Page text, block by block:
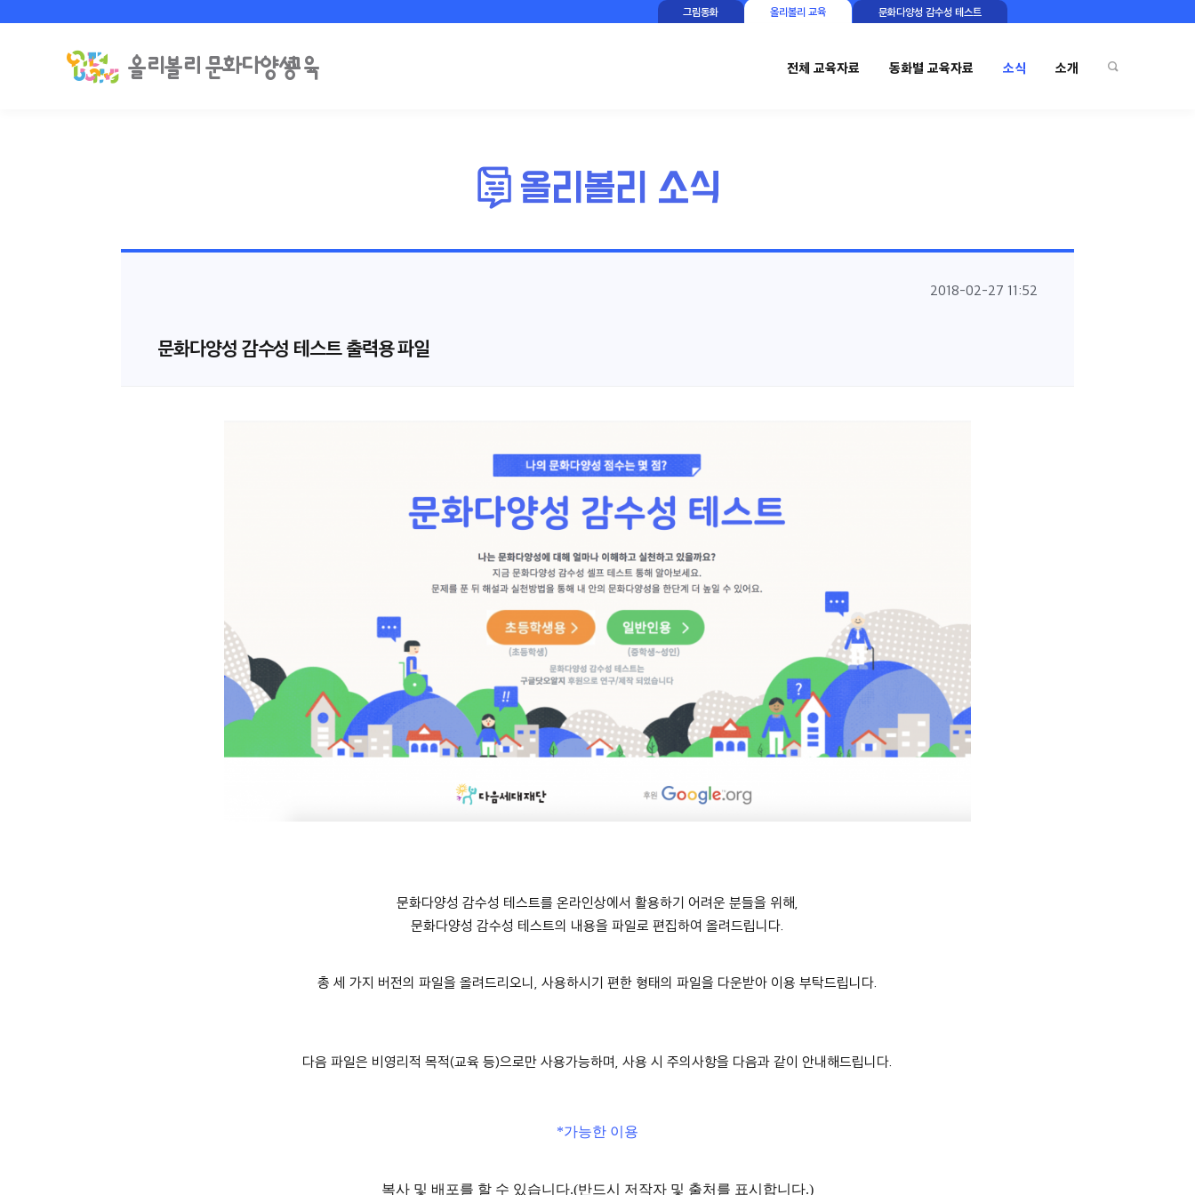
그림동화 올리볼리 교육 문화다양성 감수성 테스트
전체 교육자료 동화별 교육자료 소식 소개
2018-02-27 11:52
문화다양성 감수성 테스트 출력용 파일
문화다양성 감수성 테스트를 온라인상에서 활용하기 어려운 분들을 위해,
문화다양성 감수성 테스트의 내용을 파일로 편집하여 올려드립니다.
총 세 가지 버전의 파일을 올려드리오니, 사용하시기 편한 형태의 파일을 다운받아 이용 부탁드립니다.
다음 파일은 비영리적 목적(교육 등)으로만 사용가능하며, 사용 시 주의사항을 다음과 같이 안내해드립니다.
*가능한 이용
복사 및 배포를 할 수 있습니다.(반드시 저작자 및 출처를 표시합니다.)